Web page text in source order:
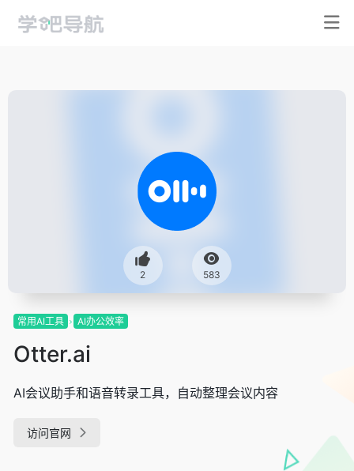
2 583
常用AI工具 AI办公效率
Otter.ai
AI会议助手和语音转录工具，自动整理会议内容
访问官网